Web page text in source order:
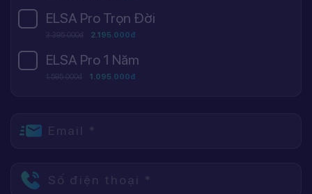
ELSA Pro Trọn Đời
3.395.000đ 2.195.000đ
ELSA Pro 1 Năm
1.595.000đ 1.095.000đ
Email *
Số điện thoại *